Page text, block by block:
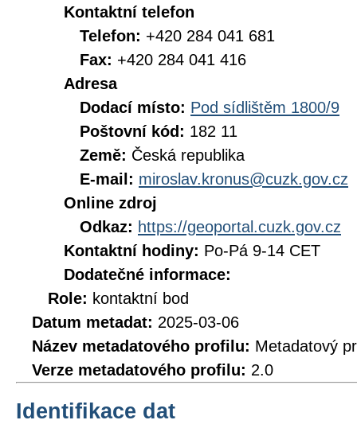
Kontaktní telefon
Telefon: +420 284 041 681
Fax: +420 284 041 416
Adresa
Dodací místo: Pod sídlištěm 1800/9
Poštovní kód: 182 11
Země: Česká republika
E-mail: miroslav.kronus@cuzk.gov.cz
Online zdroj
Odkaz: https://geoportal.cuzk.gov.cz
Kontaktní hodiny: Po-Pá 9-14 CET
Dodatečné informace:
Role: kontaktní bod
Datum metadat: 2025-03-06
Název metadatového profilu: Metadatový
Verze metadatového profilu: 2.0
Identifikace dat